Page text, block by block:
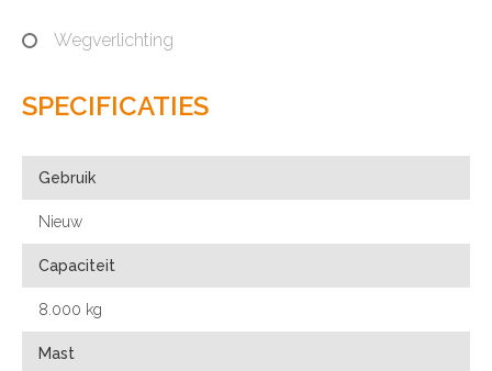
Wegverlichting
SPECIFICATIES
Gebruik
Nieuw
Capaciteit
8.000 kg
Mast